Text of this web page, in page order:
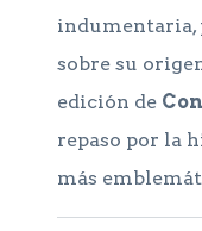
indumentaria,
sobre su
edición de
repaso por la
más